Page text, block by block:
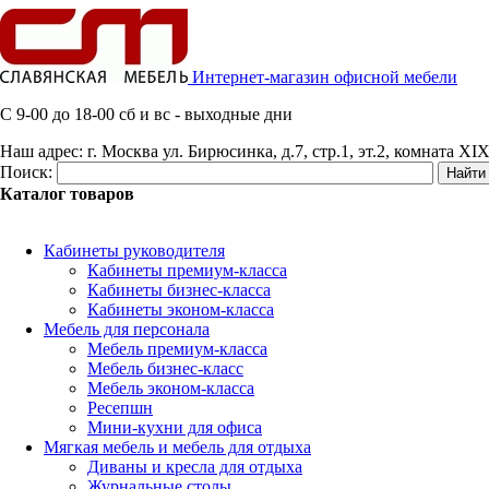
Интернет-магазин офисной мебели
C 9-00 до 18-00 сб и вс - выходные дни
Наш адрес: г. Москва ул. Бирюсинка, д.7, стр.1, эт.2, комната
Поиск:
Каталог товаров
Кабинеты руководителя
Кабинеты премиум-класса
Кабинеты бизнес-класса
Кабинеты эконом-класса
Мебель для персонала
Мебель премиум-класса
Мебель бизнес-класс
Мебель эконом-класса
Ресепшн
Мини-кухни для офиса
Мягкая мебель и мебель для отдыха
Диваны и кресла для отдыха